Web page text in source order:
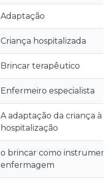
Adaptação
Criança hospitalizada
Brincar terapêutico
Enfermeiro especialista
A adaptação da criança à
hospitalização
o brincar como
enfermagem